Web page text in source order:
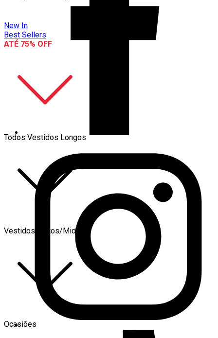
New In
Best Sellers
ATÉ 75% OFF
Todos Vestidos Longos
Vestidos Curtos/Midi
Ocasiões